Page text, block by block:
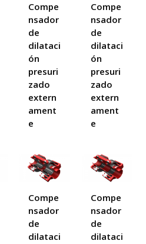
Compe
nsador
de
dilataci
ón
presuri
zado
extern
ament
e
Compe
nsador
de
dilataci
ón
presuri
zado
extern
ament
e
Compe
nsador
de
dilataci
Compe
nsador
de
dilataci